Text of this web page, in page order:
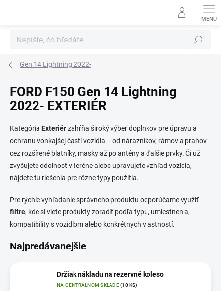
Hľadať
Gen 14 Lightning 2022-
FORD F150 Gen 14 Lightning
2022- EXTERIÉR
Kategória Exteriérzahŕňa široký výber doplnkov pre úpravu a
ochranu vonkajšej časti vozidla – od nárazníkov, rámov a prahov
cez rozšírené blatníky, masky až po antény a ďalšie prvky. Či už
zvyšujete odolnosť v teréne alebo upravujete vzhľad vozidla,
nájdete tu riešenia pre rôzne typy použitia.
Pre rýchle vyhľadanie správneho produktu odporúčame využiť
filtre, kde si viete produkty zoradiť podľa typu, umiestnenia,
kompatibility s vozidlom alebo konkrétnych vlastností.
Najpredávanejšie
Držiak nákladu na rezervné koleso
NA CENTRÁLNOM SKLADE(10 KS)